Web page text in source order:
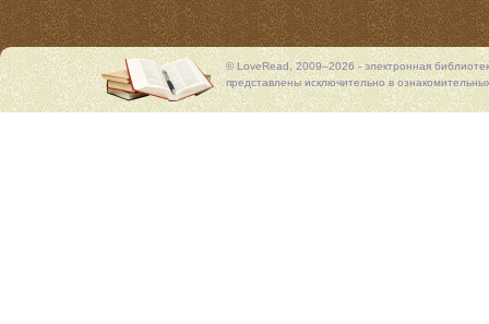
© LoveRead, 2009–2026 - электронная
представлены исключительно в